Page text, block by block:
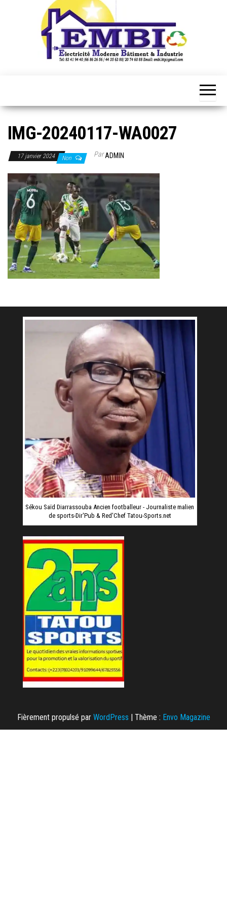
IMG-20240117-WA0027
17 janvier 2024 Non ParADMIN
Sékou Saïd Diarrassouba Ancien footballeur - Journaliste malien
de sports-Dir'Pub & Red'Chef Tatou-Sports.net
Fièrement propulsé par WordPress | Thème : Envo Magazine